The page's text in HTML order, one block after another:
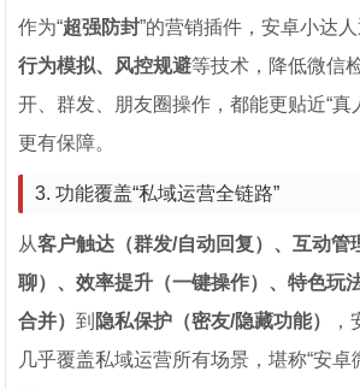
作为“超强防封”的营销插件，安卓小达
行为模拟、风控规避等技术，降低微信
开、群发、朋友圈操作，都能更贴近“真
更有保障。
3. 功能覆盖“私域运营全链路”
从客户触达（群发/自动回复）、互动管
聊）、效率提升（一键操作）、特色玩
合并）到 隐私保护（密友/隐藏功能）
几乎覆盖私域运营所有场景，堪称“安